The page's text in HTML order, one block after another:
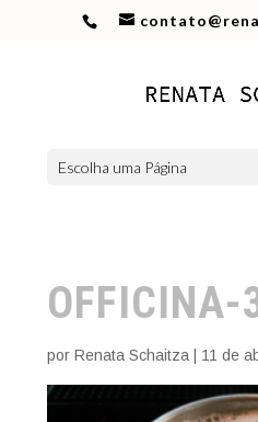
Escolha uma Página
OFFICINA-
por Renata Schaitza| 11 de